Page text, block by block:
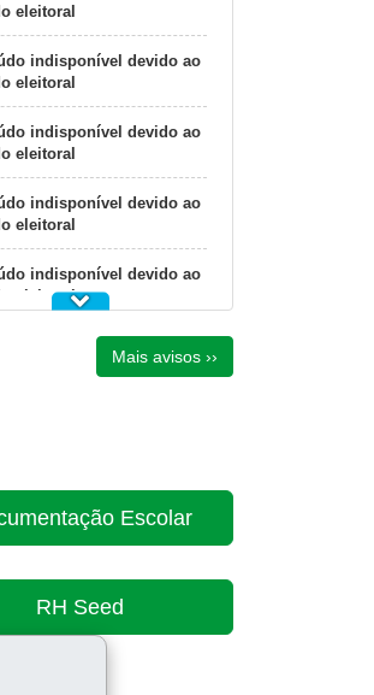
eleitoral
indisponível devido ao
eleitoral
indisponível devido ao
eleitoral
indisponível devido ao
eleitoral
indisponível devido ao
eleitoral
indisponível devido ao
Mais avisos ››
Escolar
RH Seed